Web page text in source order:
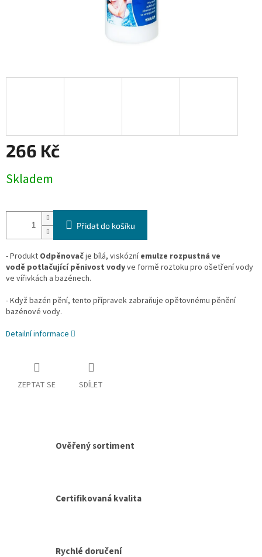
266 Kč
cena:
Skladem
Přidat do košíku
- Produkt Odpěnovačje bílá, viskózníemulze rozpustná ve
vodě potlačující pěnivost vodyve formě roztoku pro ošetření vody
ve vířivkách a bazénech.
- Když bazén pění, tento přípravek zabraňuje opětovnému pěnění
bazénové vody.
Detailní informace
ZEPTAT SE SDÍLET
Ověřený sortiment
Certifikovaná kvalita
Rychlé doručení